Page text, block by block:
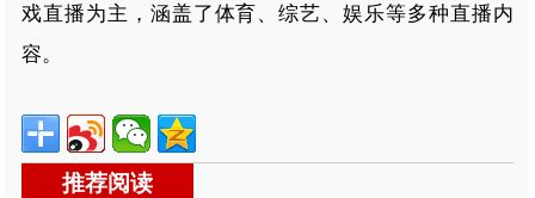
戏直播为主，涵盖了体育、综艺、娱乐等多种直播内
容。
推荐阅读